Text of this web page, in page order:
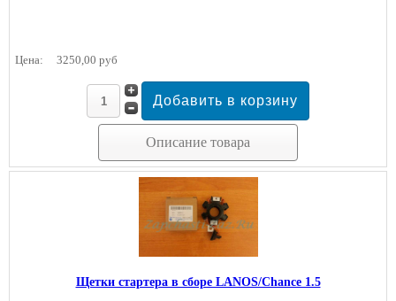
Цена: 3250,00 руб
Описание товара
Щетки стартера в сборе LANOS/Chance 1.5